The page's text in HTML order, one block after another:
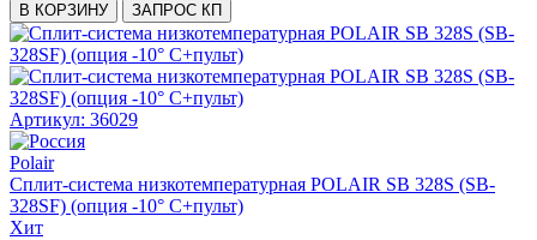
В КОРЗИНУ ЗАПРОС КП
Артикул: 36029
Polair
Сплит-система низкотемпературная POLAIR SB 328S (SB-
328SF) (опция -10° С+пульт)
Хит